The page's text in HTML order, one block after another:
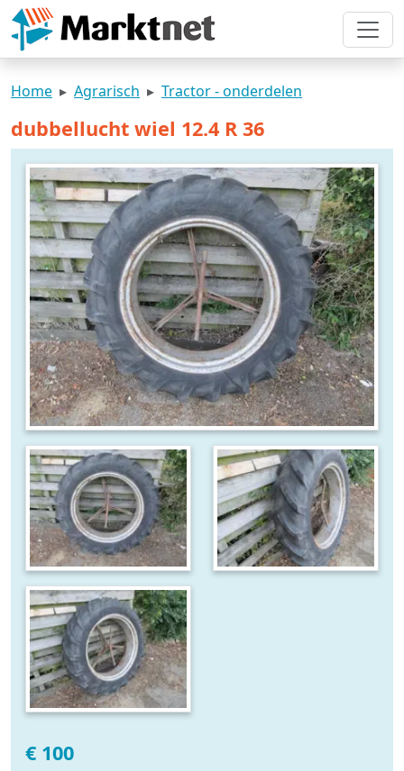
Home Agrarisch Tractor - onderdelen
dubbellucht wiel 12.4 R 36
€ 100